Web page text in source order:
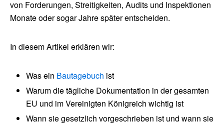
von Forderungen, Streitigkeiten, Audits und Inspektionen
Monate oder sogar Jahre später entscheiden.
In diesem Artikel erklären wir:
Was ein Bautagebuch ist
Warum die tägliche Dokumentation in der gesamten
EU und im Vereinigten Königreich wichtig ist
Wann sie gesetzlich vorgeschrieben ist und wann sie